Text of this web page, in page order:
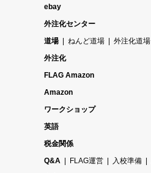
ebay
外注化センター
道場
ねんど道場 外注化道場
外注化
FLAG Amazon
Amazon
ワークショップ
英語
税金関係
Q&A
FLAG運営 入校準備